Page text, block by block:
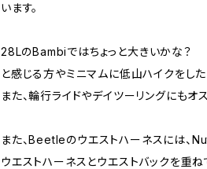
います。
28LのBambiではちょっと大きいかな？
と感じる方やミニマムに低山ハイクをし
また、輪行ライドやデイツーリングにもオス
また、Beetleのウエストハーネスには、
ウエストハーネスとウエストバックを重